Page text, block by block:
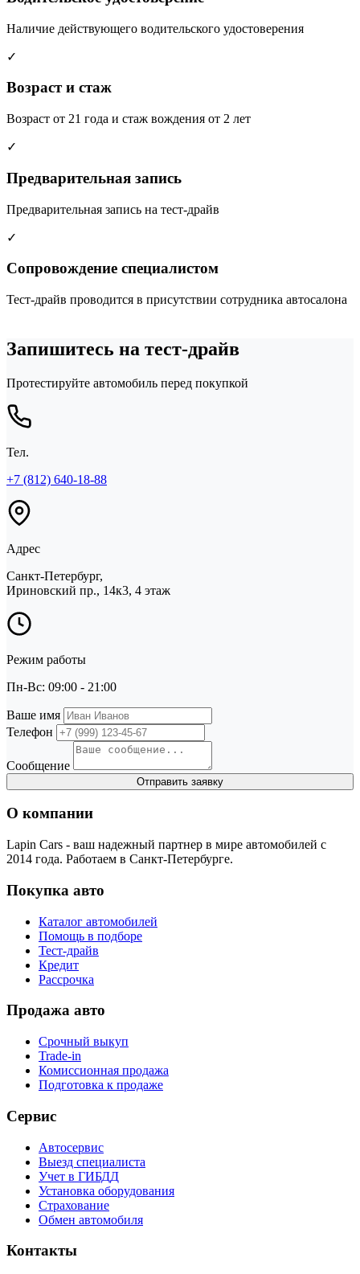
Наличие действующего водительского удостоверения
✓
Возраст и стаж
Возраст от 21 года и стаж вождения от 2 лет
✓
Предварительная запись
Предварительная запись на тест-драйв
✓
Сопровождение специалистом
Тест-драйв проводится в присутствии сотрудника автосалона
Запишитесь на тест-драйв
Протестируйте автомобиль перед покупкой
Тел.
+7 (812) 640-18-88
Адрес
Санкт-Петербург,
Ириновский пр., 14к3, 4 этаж
Режим работы
Пн-Вс: 09:00 - 21:00
Ваше имя
Телефон
Сообщение
Отправить заявку
О компании
Lapin Cars - ваш надежный партнер в мире автомобилей с
2014 года. Работаем в Санкт-Петербурге.
Покупка авто
Каталог автомобилей
Помощь в подборе
Тест-драйв
Кредит
Рассрочка
Продажа авто
Срочный выкуп
Trade-in
Комиссионная продажа
Подготовка к продаже
Сервис
Автосервис
Выезд специалиста
Учет в ГИБДД
Установка оборудования
Страхование
Обмен автомобиля
Контакты